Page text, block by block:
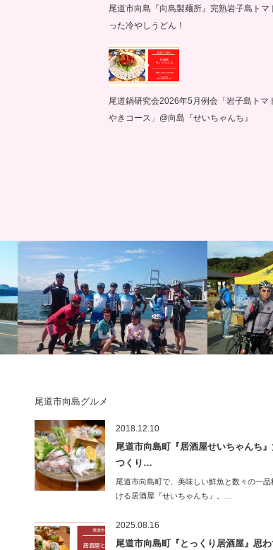
尾道市向島『向島製麺所』完熟岩子島トマ
った冷やしうどん！
尾道鍋研究会2026年5月例会「岩子島トマ
やきコース」@向島『せいちゃんち』
しまなみ海道・生口島『ちいさなお宿
Link 輪空』kara来島海峡往復サイクリ
ン…
瀬戸内しま
尾道市向島グルメ
2018.12.10
尾道市向島町『居酒屋せいちゃんち
つくり…
尾道市向島町で、美味しい鮮魚と数々の一品
ける居酒屋『せいちゃんち』。…
2025.08.16
尾道市向島町『とっくり居酒屋』思